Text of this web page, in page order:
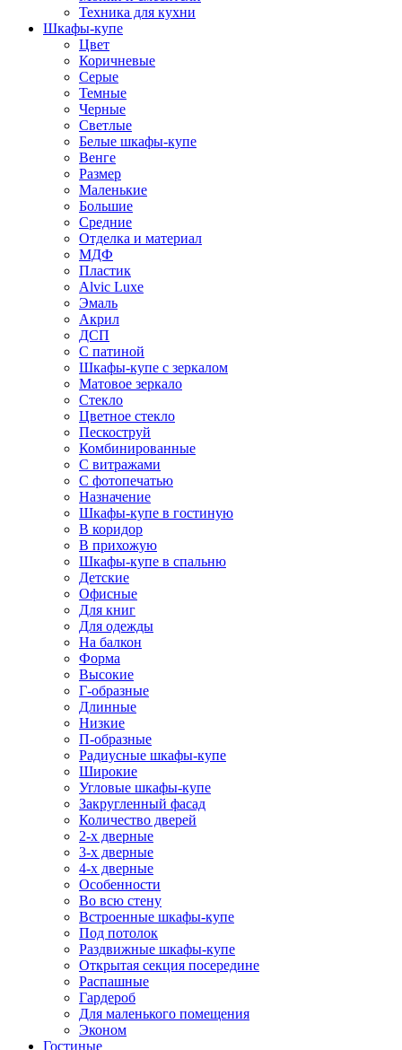
Техника для кухни
Шкафы-купе
Цвет
Коричневые
Серые
Темные
Черные
Светлые
Белые шкафы-купе
Венге
Размер
Маленькие
Большие
Средние
Отделка и материал
МДФ
Пластик
Alvic Luxe
Эмаль
Акрил
ДСП
С патиной
Шкафы-купе с зеркалом
Матовое зеркало
Стекло
Цветное стекло
Пескоструй
Комбинированные
С витражами
С фотопечатью
Назначение
Шкафы-купе в гостиную
В коридор
В прихожую
Шкафы-купе в спальню
Детские
Офисные
Для книг
Для одежды
На балкон
Форма
Высокие
Г-образные
Длинные
Низкие
П-образные
Радиусные шкафы-купе
Широкие
Угловые шкафы-купе
Закругленный фасад
Количество дверей
2-х дверные
3-х дверные
4-х дверные
Особенности
Во всю стену
Встроенные шкафы-купе
Под потолок
Раздвижные шкафы-купе
Открытая секция посередине
Распашные
Гардероб
Для маленького помещения
Эконом
Гостиные